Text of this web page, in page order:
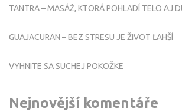
TANTRA – MASÁŽ, KTORÁ POHLADÍ TELO AJ
GUAJACURAN – BEZ STRESU JE ŽIVOT ĽAHŠÍ
VYHNITE SA SUCHEJ POKOŽKE
Nejnovější komentáře